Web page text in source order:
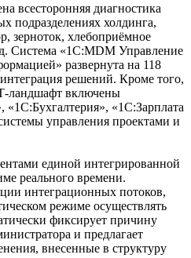
всесторонняя диагностика
подразделениях холдинга,
зерноток, хлебоприёмное
Система «1С:MDM Управление
развернута на 118
решений. Кроме того,
ландшафт включены
«1С:Зарплата
управления проектами и
единой интегрированной
реального времени.
интеграционных потоков,
режиме осуществлять
фиксирует причину
и предлагает
внесенные в структуру